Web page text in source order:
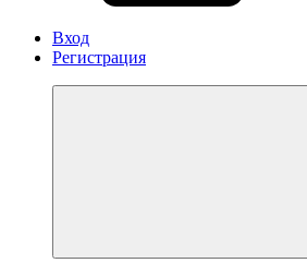
Вход
Регистрация